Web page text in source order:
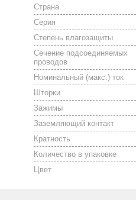
Страна
Серия
Степень влагозащиты
Сечение подсоединяемых
проводов
Номинальный (макс.) ток
Шторки
Зажимы
Заземляющий контакт
Кратность
Количество в упаковке
Цвет